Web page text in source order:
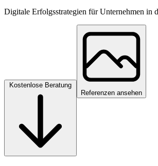
Digitale Erfolgsstrategien für Unternehmen in
Referenzen ansehen